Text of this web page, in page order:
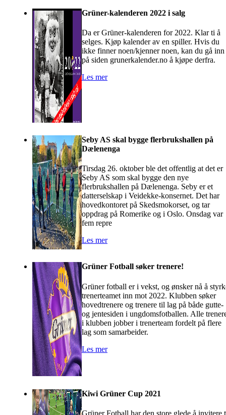
Grüner-kalenderen 2022 i salg
Da er Grüner-kalenderen for 2022. Klar ti å
selges. Kjøp kalender av en spiller. Hvis du
ikke finner noen/kjenner noen, kan du gå inn
på siden grunerkalender.no å kjøpe derfra.
Les mer
Seby AS skal bygge flerbrukshallen på
Dælenenga
Tirsdag 26. oktober ble det offentlig at det er
Seby AS som skal bygge den nye
flerbrukshallen på Dælenenga. Seby er et
datterselskap i Veidekke-konsernet. Det har
hovedkontoret på Skedsmokorset, og tar
oppdrag på Romerike og i Oslo. Onsdag var
fem repre
Les mer
Grüner Fotball søker trenere!
Grüner fotball er i vekst, og ønsker nå å
trenerteamet inn mot 2022. Klubben søker
hovedtrenere og trenere til lag på både gutte-
og jentesiden i ungdomsfotballen. Alle
i klubben jobber i trenerteam fordelt på flere
lag som samarbeider.
Les mer
Kiwi Grüner Cup 2021
Grüner Fotball har den store glede å invitere